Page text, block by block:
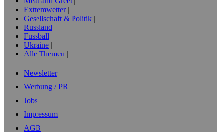
Extremwetter
Gesellschaft & Politik
Russland
Fussball
Ukraine
Alle Themen
Newsletter
Werbung / PR
Jobs
Impressum
AGB